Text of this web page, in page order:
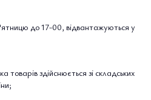
до 17-00, відвантажуються у
товарів здійснюється зі складських